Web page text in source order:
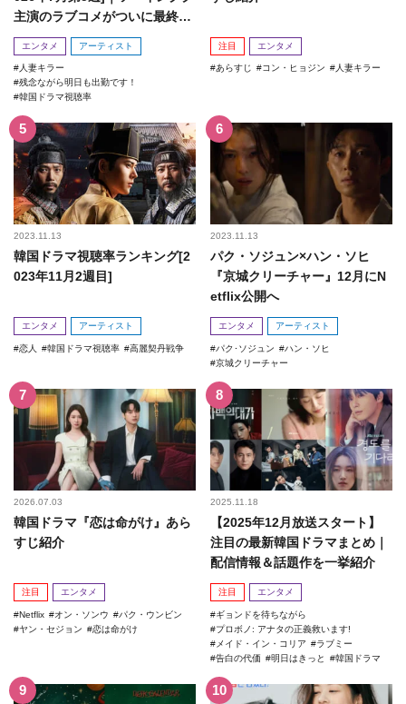
主演のラブコメがついに最終
回！
エンタメ アーティスト
人妻キラー
残念ながら明日も出勤です！
韓国ドラマ視聴率
注目 エンタメ
あらすじ コン・ヒョジン 人妻キラー
2023.11.13
韓国ドラマ視聴率ランキング[2
023年11月2週目]
エンタメ アーティスト
恋人 韓国ドラマ視聴率 高麗契丹戦争
2023.11.13
パク・ソジュン×ハン・ソヒ
『京城クリーチャー』12月にN
etflix公開へ
エンタメ アーティスト
パク･ソジュン
ハン・ソヒ
京城クリーチャー
2026.07.03
韓国ドラマ『恋は命がけ』あら
すじ紹介
注目 エンタメ
Netflix オン・ソンウ
パク・ウンビン
ヤン・セジョン
恋は命がけ
2025.11.18
【2025年12月放送スタート】
注目の最新韓国ドラマまとめ｜
配信情報＆話題作を一挙紹介
注目 エンタメ
ギョンドを待ちながら
プロボノ: アナタの正義救います!
メイド・イン・コリア
ラブミー
告白の代価
明日はきっと 韓国ドラマ